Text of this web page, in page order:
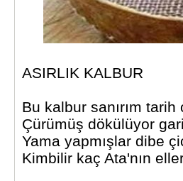
ASIRLIK KALBUR
Bu kalbur sanırım tarih
Çürümüş dökülüyor
Yama yapmışlar dibe
Kimbilir kaç Ata'nın